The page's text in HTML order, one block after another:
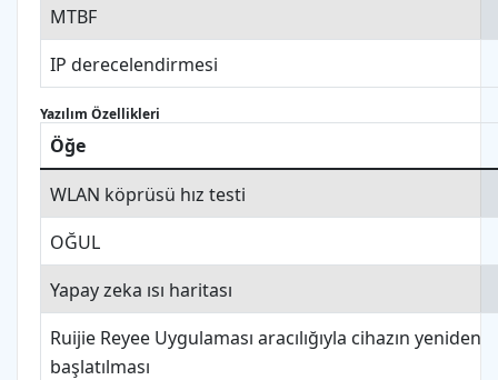
MTBF
IP derecelendirmesi
Yazılım Özellikleri
Öğe
WLAN köprüsü hız testi
OĞUL
Yapay zeka ısı haritası
Ruijie Reyee Uygulaması aracılığıyla cihazın yeniden
başlatılması